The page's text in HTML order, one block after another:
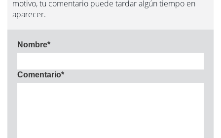
motivo, tu comentario puede tardar algún tiempo en
aparecer.
Nombre*
Comentario*